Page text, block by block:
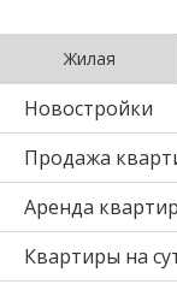
Жилая
Новостройки
Продажа
Аренда
Квартиры на